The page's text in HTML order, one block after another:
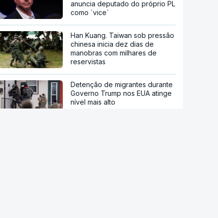
anuncia deputado do próprio PL
como `vice`
Han Kuang. Taiwan sob pressão
chinesa inicia dez dias de
manobras com milhares de
reservistas
Detenção de migrantes durante
Governo Trump nos EUA atinge
nível mais alto